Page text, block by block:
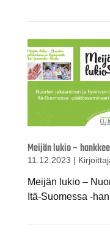
Meijän lukio –
11.12.2023 |
Meijän lukio –
Itä-Suomessa -